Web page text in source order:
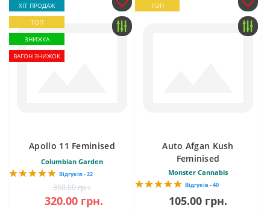
ХІТ ПРОДАЖ
ТОП
ЗНИЖКА
ВАГОН ЗНИЖОК
Apollo 11 Feminised
Columbian Garden
Відгуків - 22
350.00 грн.
320.00 грн.
ТОП
Auto Afgan Kush
Feminised
Monster Cannabis
Відгуків - 40
105.00 грн.